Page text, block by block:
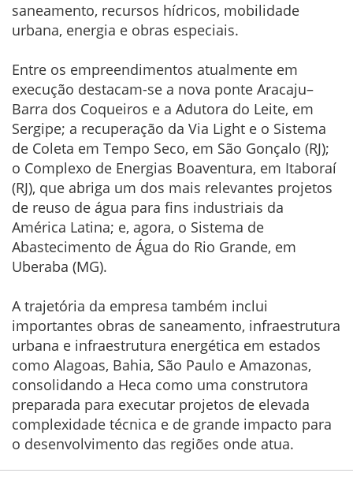
saneamento, recursos hídricos, mobilidade
urbana, energia e obras especiais.
Entre os empreendimentos atualmente em
execução destacam-se a nova ponte Aracaju–
Barra dos Coqueiros e a Adutora do Leite, em
Sergipe; a recuperação da Via Light e o Sistema
de Coleta em Tempo Seco, em São Gonçalo (RJ);
o Complexo de Energias Boaventura, em Itaboraí
(RJ), que abriga um dos mais relevantes projetos
de reuso de água para fins industriais da
América Latina; e, agora, o Sistema de
Abastecimento de Água do Rio Grande, em
Uberaba (MG).
A trajetória da empresa também inclui
importantes obras de saneamento, infraestrutura
urbana e infraestrutura energética em estados
como Alagoas, Bahia, São Paulo e Amazonas,
consolidando a Heca como uma construtora
preparada para executar projetos de elevada
complexidade técnica e de grande impacto para
o desenvolvimento das regiões onde atua.